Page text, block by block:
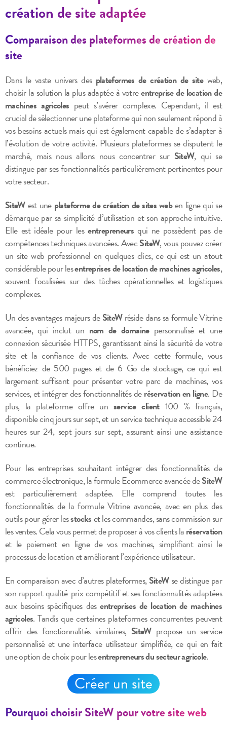
création de site adaptée
Comparaison des plateformes de création de
site
Dans le vaste univers des plateformes de création de siteweb,
choisir la solution la plus adaptée à votreentreprise de location de
machines agricoles peut s’avérer complexe. Cependant, il est
crucial de sélectionner une plateforme qui non seulement répond à
vos besoins actuels mais qui est également capable de s’adapter à
l’évolution de votre activité. Plusieurs plateformes se disputent le
marché, mais nous allons nous concentrer sur SiteW, qui se
distingue par ses fonctionnalités particulièrement pertinentes pour
votre secteur.
SiteWest une plateforme de création de sites weben ligne qui se
démarque par sa simplicité d’utilisation et son approche intuitive.
Elle est idéale pour lesentrepreneurs qui ne possèdent pas de
compétences techniques avancées. AvecSiteW, vous pouvez créer
un site web professionnel en quelques clics, ce qui est un atout
considérable pour lesentreprises de location de machines agricoles,
souvent focalisées sur des tâches opérationnelles et logistiques
complexes.
Un des avantages majeurs deSiteWréside dans sa formule Vitrine
avancée, qui inclut un nom de domainepersonnalisé et une
connexion sécurisée HTTPS, garantissant ainsi la sécurité de votre
site et la confiance de vos clients. Avec cette formule, vous
bénéficiez de 500 pages et de 6 Go de stockage, ce qui est
largement suffisant pour présenter votre parc de machines, vos
services, et intégrer des fonctionnalités deréservation en ligne. De
plus, la plateforme offre unservice client100 % français,
disponible cinq jours sur sept, et un service technique accessible 24
heures sur 24, sept jours sur sept, assurant ainsi une assistance
continue.
Pour les entreprises souhaitant intégrer des fonctionnalités de
commerce électronique, la formule Ecommerce avancée deSiteW
est particulièrement adaptée. Elle comprend toutes les
fonctionnalités de la formule Vitrine avancée, avec en plus des
outils pour gérer lesstockset les commandes, sans commission sur
les ventes. Cela vous permet de proposer à vos clients laréservation
et le paiement en ligne de vos machines, simplifiant ainsi le
processus de location et améliorant l’expérience utilisateur.
En comparaison avec d’autres plateformes,SiteWse distingue par
son rapport qualité-prix compétitif et ses fonctionnalités adaptées
aux besoins spécifiques desentreprises de location de machines
agricoles. Tandis que certaines plateformes concurrentes peuvent
offrir des fonctionnalités similaires, SiteWpropose un service
personnalisé et une interface utilisateur simplifiée, ce qui en fait
une option de choix pour lesentrepreneurs du secteur agricole.
Créer un site
Pourquoi choisir SiteW pour votre site web